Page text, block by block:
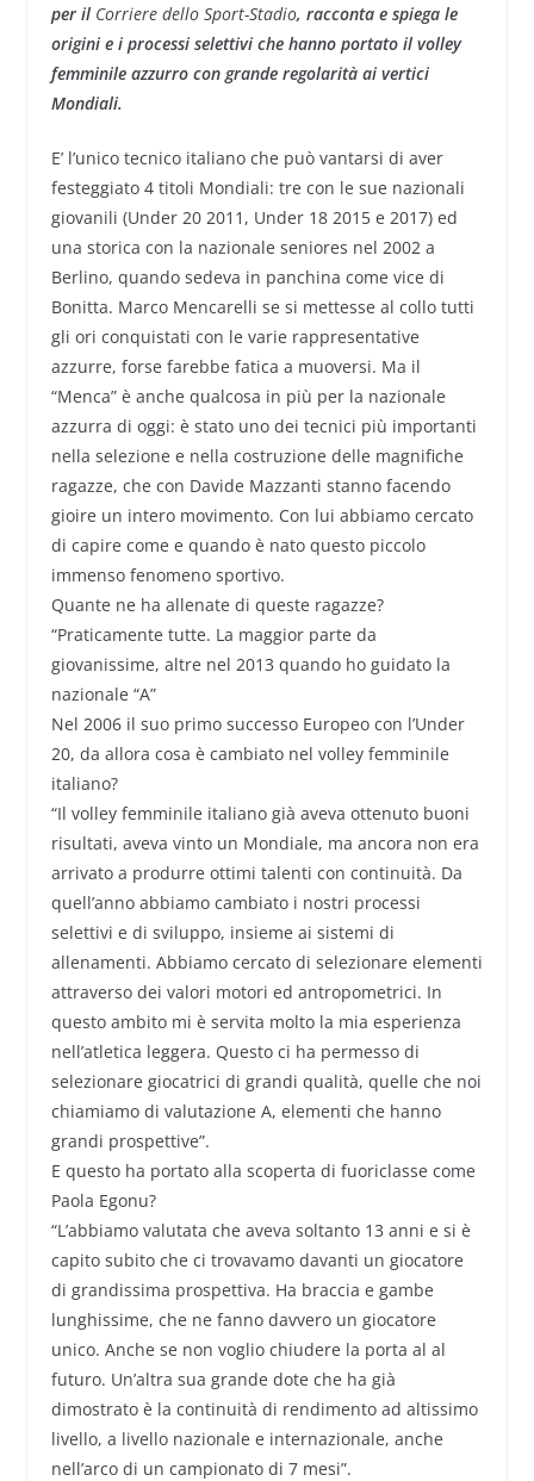
per il Corriere dello Sport-Stadio, racconta e spiega le
origini e i processi selettivi che hanno portato il volley
femminile azzurro con grande regolarità ai vertici
Mondiali.
E’ l’unico tecnico italiano che può vantarsi di aver
festeggiato 4 titoli Mondiali: tre con le sue nazionali
giovanili (Under 20 2011, Under 18 2015 e 2017) ed
una storica con la nazionale seniores nel 2002 a
Berlino, quando sedeva in panchina come vice di
Bonitta. Marco Mencarelli se si mettesse al collo tutti
gli ori conquistati con le varie rappresentative
azzurre, forse farebbe fatica a muoversi. Ma il
“Menca” è anche qualcosa in più per la nazionale
azzurra di oggi: è stato uno dei tecnici più importanti
nella selezione e nella costruzione delle magnifiche
ragazze, che con Davide Mazzanti stanno facendo
gioire un intero movimento. Con lui abbiamo cercato
di capire come e quando è nato questo piccolo
immenso fenomeno sportivo.
Quante ne ha allenate di queste ragazze?
“Praticamente tutte. La maggior parte da
giovanissime, altre nel 2013 quando ho guidato la
nazionale “A”
Nel 2006 il suo primo successo Europeo con l’Under
20, da allora cosa è cambiato nel volley femminile
italiano?
“Il volley femminile italiano già aveva ottenuto buoni
risultati, aveva vinto un Mondiale, ma ancora non era
arrivato a produrre ottimi talenti con continuità. Da
quell’anno abbiamo cambiato i nostri processi
selettivi e di sviluppo, insieme ai sistemi di
allenamenti. Abbiamo cercato di selezionare elementi
attraverso dei valori motori ed antropometrici. In
questo ambito mi è servita molto la mia esperienza
nell’atletica leggera. Questo ci ha permesso di
selezionare giocatrici di grandi qualità, quelle che noi
chiamiamo di valutazione A, elementi che hanno
grandi prospettive”.
E questo ha portato alla scoperta di fuoriclasse come
Paola Egonu?
“L’abbiamo valutata che aveva soltanto 13 anni e si è
capito subito che ci trovavamo davanti un giocatore
di grandissima prospettiva. Ha braccia e gambe
lunghissime, che ne fanno davvero un giocatore
unico. Anche se non voglio chiudere la porta al al
futuro. Un’altra sua grande dote che ha già
dimostrato è la continuità di rendimento ad altissimo
livello, a livello nazionale e internazionale, anche
nell’arco di un campionato di 7 mesi”.